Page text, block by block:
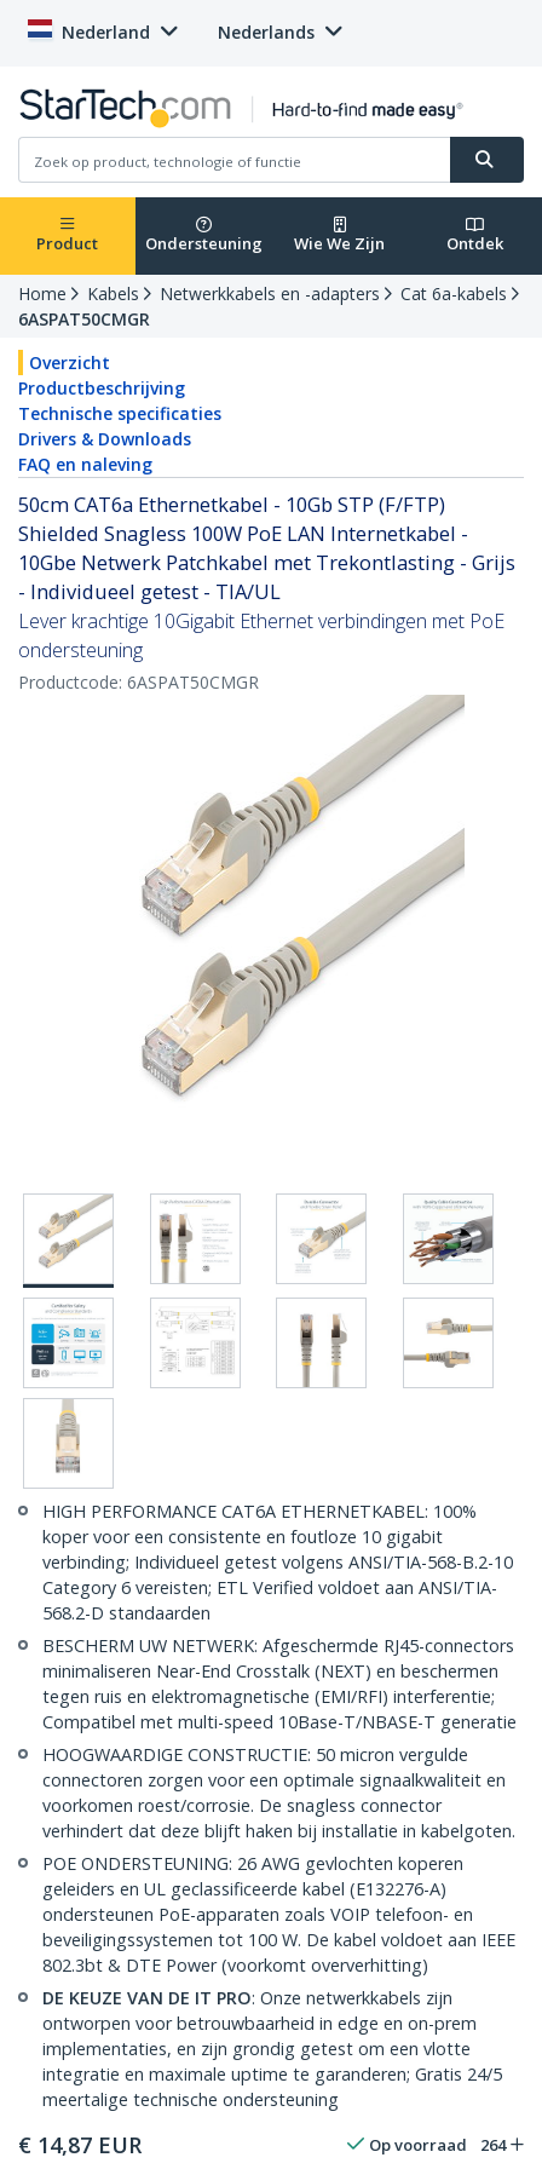
Nederland Nederlands
Product Ondersteuning Wie We Zijn Ontdek
Home Kabels Netwerkkabels en -adapters
Cat 6a-kabels
6ASPAT50CMGR
Overzicht
Productbeschrijving
Technische specificaties
Drivers & Downloads
FAQ en naleving
50cm CAT6a Ethernetkabel - 10Gb STP (F/FTP)
Shielded Snagless 100W PoE LAN Internetkabel -
10Gbe Netwerk Patchkabel met Trekontlasting - Grijs
- Individueel getest - TIA/UL
Lever krachtige 10Gigabit Ethernet verbindingen met PoE
ondersteuning
Productcode: 6ASPAT50CMGR
HIGH PERFORMANCE CAT6A ETHERNETKABEL: 100%
koper voor een consistente en foutloze 10 gigabit
verbinding; Individueel getest volgens ANSI/TIA-568-B.2-10
Category 6 vereisten; ETL Verified voldoet aan ANSI/TIA-
568.2-D standaarden
BESCHERM UW NETWERK: Afgeschermde RJ45-connectors
minimaliseren Near-End Crosstalk (NEXT) en beschermen
tegen ruis en elektromagnetische (EMI/RFI) interferentie;
Compatibel met multi-speed 10Base-T/NBASE-T generatie
HOOGWAARDIGE CONSTRUCTIE: 50 micron vergulde
connectoren zorgen voor een optimale signaalkwaliteit en
voorkomen roest/corrosie. De snagless connector
verhindert dat deze blijft haken bij installatie in kabelgoten.
POE ONDERSTEUNING: 26 AWG gevlochten koperen
geleiders en UL geclassificeerde kabel (E132276-A)
ondersteunen PoE-apparaten zoals VOIP telefoon- en
beveiligingssystemen tot 100 W. De kabel voldoet aan IEEE
802.3bt & DTE Power (voorkomt oververhitting)
DE KEUZE VAN DE IT PRO: Onze netwerkkabels zijn
ontworpen voor betrouwbaarheid in edge en on-prem
implementaties, en zijn grondig getest om een vlotte
integratie en maximale uptime te garanderen; Gratis 24/5
meertalige technische ondersteuning
€ 14,87 EUR Op voorraad 264